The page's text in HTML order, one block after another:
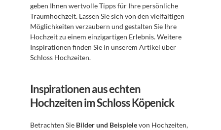
geben Ihnen wertvolle Tipps für Ihre persönliche
Traumhochzeit. Lassen Sie sich von den vielfältigen
Möglichkeiten verzaubern und gestalten Sie Ihre
Hochzeit zu einem einzigartigen Erlebnis. Weitere
Inspirationen finden Sie in unserem Artikel über
Schloss Hochzeiten.
Inspirationen aus echten
Hochzeiten im Schloss Köpenick
Betrachten Sie Bilder und Beispiele von Hochzeiten,